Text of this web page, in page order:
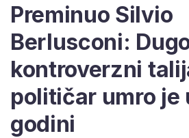
Preminuo Silvio
Berlusconi:
kontroverzni
političar umro je
godini